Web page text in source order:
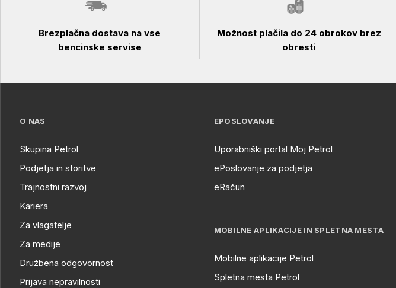
Brezplačna dostava na vse
bencinske servise
Možnost plačila do 24 obrokov brez
obresti
O NAS
Skupina Petrol
Podjetja in storitve
Trajnostni razvoj
Kariera
Za vlagatelje
Za medije
Družbena odgovornost
Prijava nepravilnosti
EPOSLOVANJE
Uporabniški portal Moj Petrol
ePoslovanje za podjetja
eRačun
MOBILNE APLIKACIJE IN SPLETNA MESTA
Mobilne aplikacije Petrol
Spletna mesta Petrol